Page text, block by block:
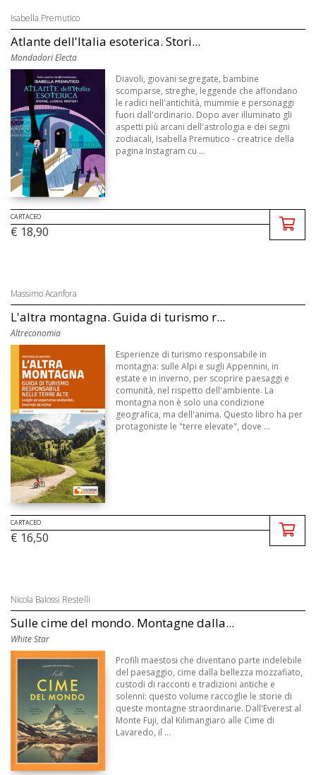
Isabella Premutico
Atlante dell'Italia esoterica. Stori...
Mondadori Electa
Diavoli, giovani segregate, bambine
scomparse, streghe, leggende che affondano
le radici nell'antichità, mummie e personaggi
fuori dall'ordinario. Dopo aver illuminato gli
aspetti più arcani dell'astrologia e dei segni
zodiacali, Isabella Premutico - creatrice della
pagina Instagram cu ...
CARTACEO
€ 18,90
Massimo Acanfora
L'altra montagna. Guida di turismo r...
Altreconomia
Esperienze di turismo responsabile in
montagna: sulle Alpi e sugli Appennini, in
estate e in inverno, per scoprire paesaggi e
comunità, nel rispetto dell'ambiente. La
montagna non è solo una condizione
geografica, ma dell'anima. Questo libro ha per
protagoniste le "terre elevate", dove ...
CARTACEO
€ 16,50
Nicola Balossi Restelli
Sulle cime del mondo. Montagne dalla...
White Star
Profili maestosi che diventano parte indelebile
del paesaggio, cime dalla bellezza mozzafiato,
custodi di racconti e tradizioni antiche e
solenni: questo volume raccoglie le storie di
queste montagne straordinarie. Dall'Everest al
Monte Fuji, dal Kilimangiaro alle Cime di
Lavaredo, il ...